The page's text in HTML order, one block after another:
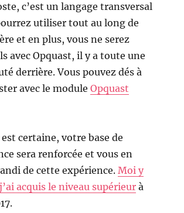
c’est un langage transversal
utiliser tout au long de
et en plus, vous ne serez
avec Opquast, il y a toute une
derrière. Vous pouvez dés à
avec le moduleOpquast
certaine, votre base de
sera renforcée et vous en
de cette expérience.Moi y
acquis le niveau supérieur à